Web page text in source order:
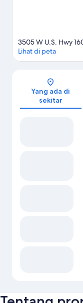
3505 W U.S. Hwy
Lihat di peta
Yang ada di
sekitar